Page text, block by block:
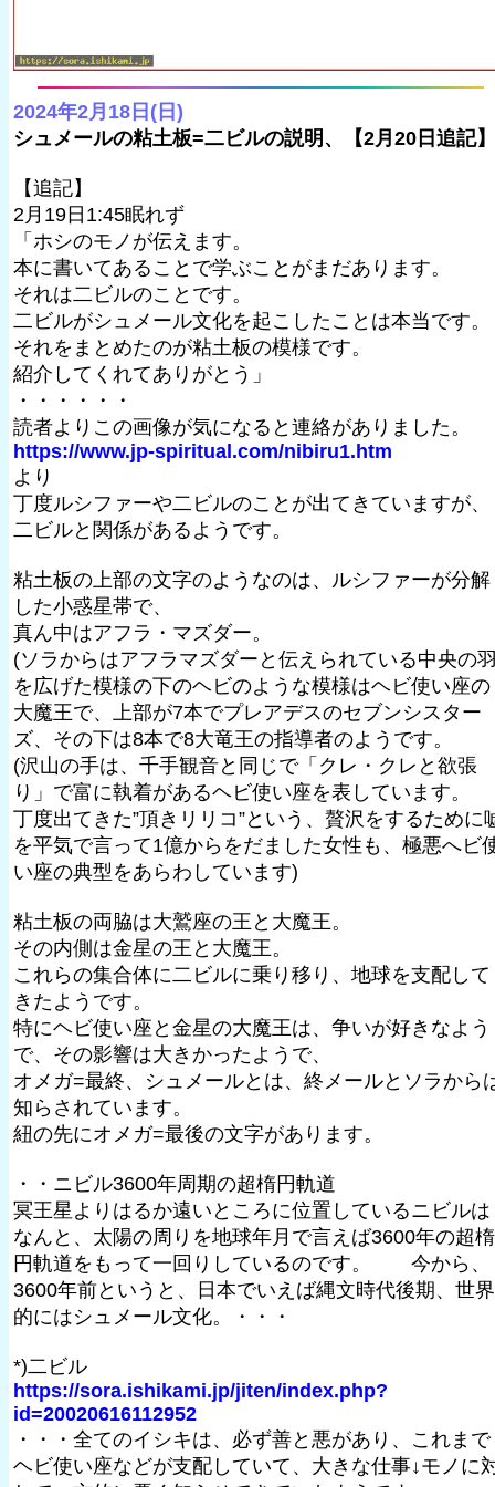
2024年2月18日(日)
シュメールの粘土板=二ビルの説明、【2月20日追記】
【追記】
2月19日1:45眠れず
「ホシのモノが伝えます。
本に書いてあることで学ぶことがまだあります。
それは二ビルのことです。
二ビルがシュメール文化を起こしたことは本当です。
それをまとめたのが粘土板の模様です。
紹介してくれてありがとう」
・・・・・・
読者よりこの画像が気になると連絡がありました。
https://www.jp-spiritual.com/nibiru1.htm
より
丁度ルシファーや二ビルのことが出てきていますが、
二ビルと関係があるようです。
粘土板の上部の文字のようなのは、ルシファーが分解
した小惑星帯で、
真ん中はアフラ・マズダー。
(ソラからはアフラマズダーと伝えられている中央の
を広げた模様の下のヘビのような模様はヘビ使い座の
大魔王で、上部が7本でプレアデスのセブンシスター
ズ、その下は8本で8大竜王の指導者のようです。
(沢山の手は、千手観音と同じで「クレ・クレと欲張
り」で富に執着があるヘビ使い座を表しています。
丁度出てきた”頂きリリコ”という、贅沢をするために
を平気で言って1億からをだました女性も、極悪へビ
い座の典型をあらわしています)
粘土板の両脇は大鷲座の王と大魔王。
その内側は金星の王と大魔王。
これらの集合体に二ビルに乗り移り、地球を支配して
きたようです。
特にヘビ使い座と金星の大魔王は、争いが好きなよう
で、その影響は大きかったようで、
オメガ=最終、シュメールとは、終メールとソラから
知らされています。
紐の先にオメガ=最後の文字があります。
・・ニビル3600年周期の超楕円軌道
冥王星よりはるか遠いところに位置しているニビルは
なんと、太陽の周りを地球年月で言えば3600年の超楕
円軌道をもって一回りしているのです。 今から、
3600年前というと、日本でいえば縄文時代後期、世界
的にはシュメール文化。・・・
*)二ビル
https://sora.ishikami.jp/jiten/index.php?
id=20020616112952
・・・全てのイシキは、必ず善と悪があり、これまで
ヘビ使い座などが支配していて、大きな仕事↓モノに